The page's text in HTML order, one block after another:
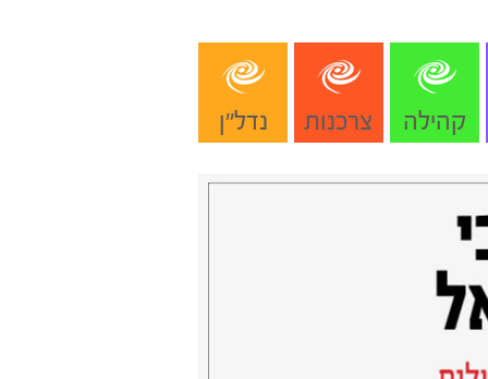
קהילה צרכנות נדל"ן